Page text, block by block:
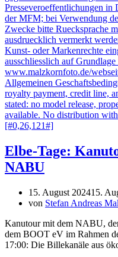
Elbe-Tage:
NABU
15. August 202415.
von Stefan Andreas
Kanutour mit dem NABU,
dem BOOT eV im Rahmen
17:00: Die Billekanäle aus